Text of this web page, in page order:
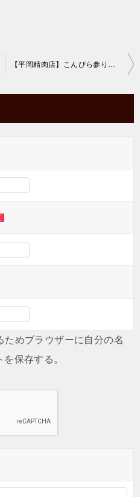
【平岡精肉店】こんぴら参りで必ず食べておきたい絶品の肉コロッケ
ためブラウザーに自分の名
保存する。